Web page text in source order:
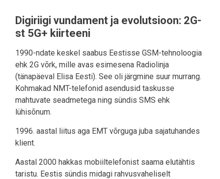
Digiriigi vundament ja evolutsioon: 2G-
st 5G+ kiirteeni
1990-ndate keskel saabus Eestisse GSM-tehnoloogia
ehk 2G võrk, mille avas esimesena Radiolinja
(tänapäeval Elisa Eesti). See oli järgmine suur murrang.
Kohmakad NMT-telefonid asendusid taskusse
mahtuvate seadmetega ning sündis SMS ehk
lühisõnum.
1996. aastal liitus aga EMT võrguga juba sajatuhandes
klient.
Aastal 2000 hakkas mobiiltelefonist saama elutähtis
taristu. Eestis sündis midagi rahvusvaheliselt